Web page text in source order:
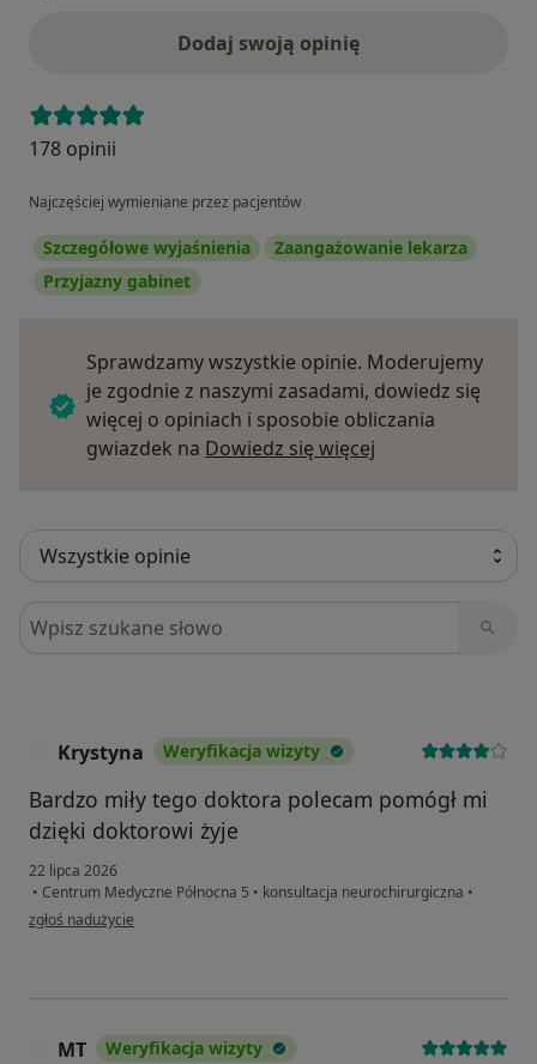
Dodaj swoją opinię
178 opinii
Najczęściej wymieniane przez pacjentów
Szczegółowe wyjaśnienia
Zaangażowanie lekarza
Przyjazny gabinet
Sprawdzamy wszystkie opinie. Moderujemy
je zgodnie z naszymi zasadami, dowiedz się
więcej o opiniach i sposobie obliczania
gwiazdek na Dowiedz się więcej
Szukaj w opiniach
Krystyna Weryfikacja wizyty
Bardzo miły tego doktora polecam pomógł mi
dzięki doktorowi żyje
22 lipca 2026
• Centrum Medyczne Północna 5 • konsultacja neurochirurgiczna •
w opinii użytkownika Krystyna
zgłoś nadużycie
MT Weryfikacja wizyty